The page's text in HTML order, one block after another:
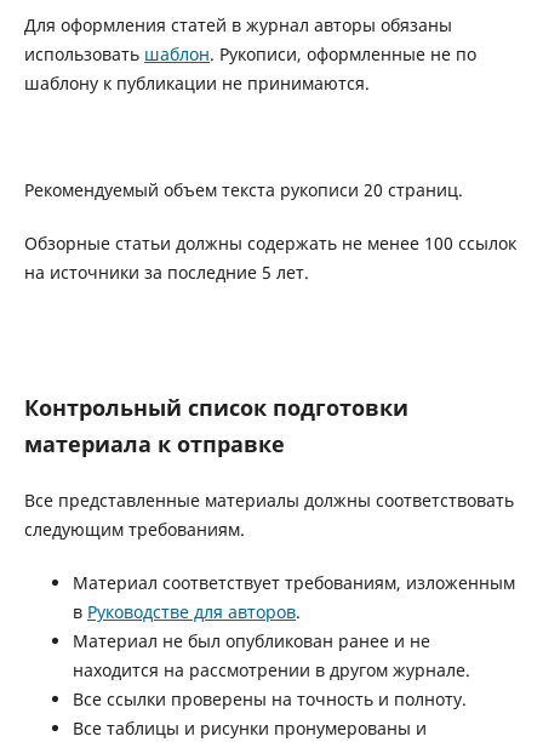
Для оформления статей в журнал авторы обязаны
использовать шаблон. Рукописи, оформленные не по
шаблону к публикации не принимаются.
Рекомендуемый объем текста рукописи 20 страниц.
Обзорные статьи должны содержать не менее 100 ссылок
на источники за последние 5 лет.
Контрольный список подготовки
материала к отправке
Все представленные материалы должны соответствовать
следующим требованиям.
Материал соответствует требованиям, изложенным
в Руководстве для авторов.
Материал не был опубликован ранее и не
находится на рассмотрении в другом журнале.
Все ссылки проверены на точность и полноту.
Все таблицы и рисунки пронумерованы и